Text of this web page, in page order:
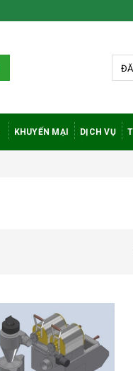
KHUYẾN MẠI DỊCH VỤ